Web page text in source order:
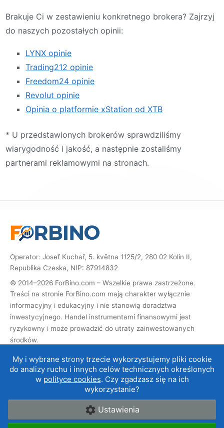
Brakuje Ci w zestawieniu konkretnego brokera? Zajrzyj
do naszych pozostałych opinii:
LYNX opinie
Trading212 opinie
Freedom24 opinie
Revolut opinie
Opinia o platformie xStation od XTB
* U przedstawionych brokerów sprawdziliśmy
wiarygodność i jakość, a następnie zostaliśmy
partnerami reklamowymi na stronach.
My i wybrane strony trzecie wykorzystujemy pliki cookie
do analizy ruchu i innych celów technicznych określonych
w polityce cookies. Czy zgadzasz się na ich
wykorzystanie?
Ustawienia
Operator: Josef Kuchař, 5. května 1125/2, 280 02 Kolín II,
Republika Czeska, NIP: 87914832
© 2014–2026 ForBino.com – Wszelkie prawa zastrzeżone.
Treści na stronie ForBino.com mają charakter wyłącznie
informacyjny i edukacyjny i nie stanowią doradztwa
inwestycyjnego. Handel instrumentami finansowymi jest
ryzykowny i może prowadzić do utraty zainwestowanych
środków.
rejestracji za ich pośrednictwem, otrzymamy prowizję, dzięki
której możemy prowadzić i rozwijać stronę. Nie ma to wpływu
na cenę usługi dla Ciebie, a współpraca afiliacyjna nie wpływa
na naszeoceny brokerów.
O nas | Kontakt | Regulamin | Cookies i ochrona